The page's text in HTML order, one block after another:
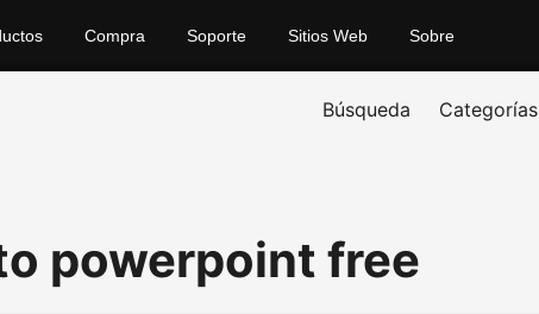
Compra Soporte Sitios Web Sobre
Búsqueda Categorías
powerpoint free